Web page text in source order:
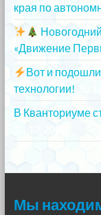
края по
«Движение
Вот и
технологии!
В Кванториуме
Мы